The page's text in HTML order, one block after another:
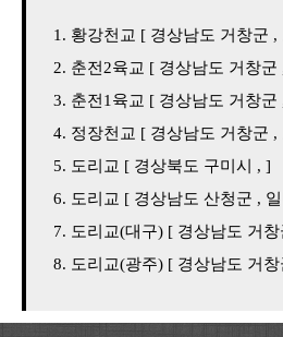
황강천교 [ 경상남도 거창군 ,
춘전2육교 [ 경상남도 거창군
춘전1육교 [ 경상남도 거창군
정장천교 [ 경상남도 거창군 ,
도리교 [ 경상북도 구미시 , ]
도리교 [ 경상남도 산청군 ,
도리교(대구) [ 경상남도 거
도리교(광주) [ 경상남도 거